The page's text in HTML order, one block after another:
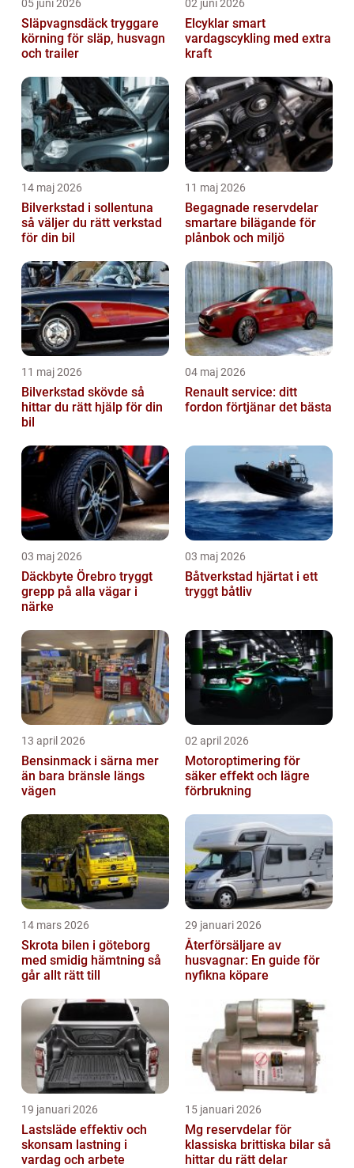
05 juni 2026
Släpvagnsdäck tryggare
körning för släp, husvagn
och trailer
02 juni 2026
Elcyklar smart
vardagscykling med extra
kraft
14 maj 2026
Bilverkstad i sollentuna
så väljer du rätt verkstad
för din bil
11 maj 2026
Begagnade reservdelar
smartare bilägande för
plånbok och miljö
11 maj 2026
Bilverkstad skövde så
hittar du rätt hjälp för din
bil
04 maj 2026
Renault service: ditt
fordon förtjänar det bästa
03 maj 2026
Däckbyte Örebro tryggt
grepp på alla vägar i
närke
03 maj 2026
Båtverkstad hjärtat i ett
tryggt båtliv
13 april 2026
Bensinmack i särna mer
än bara bränsle längs
vägen
02 april 2026
Motoroptimering för
säker effekt och lägre
förbrukning
14 mars 2026
Skrota bilen i göteborg
med smidig hämtning så
går allt rätt till
29 januari 2026
Återförsäljare av
husvagnar: En guide för
nyfikna köpare
19 januari 2026
Lastsläde effektiv och
skonsam lastning i
vardag och arbete
15 januari 2026
Mg reservdelar för
klassiska brittiska bilar så
hittar du rätt delar